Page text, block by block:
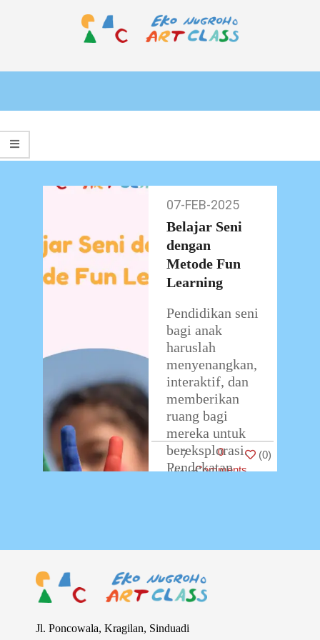
ART
CLASS
Primary
Menu
Feb-
2025
07-FEB-2025
Belajar Seni
dengan
Metode Fun
Learning
Pendidikan seni
bagi anak
haruslah
menyenangkan,
interaktif, dan
memberikan
ruang bagi
mereka untuk
bereksplorasi.
Pendekatan
bisa
menghambat
kreativitas dan
…
7
0
Comments
(0)
Jl. Poncowala, Kragilan, Sinduadi